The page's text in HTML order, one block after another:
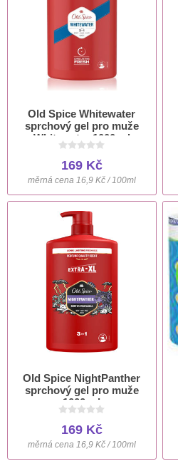
Old Spice Whitewater
sprchový gel pro muže
Whitewater 1000 ml
169 Kč
měrná cena 16,9 Kč / 100ml
Old Spice NightPanther
sprchový gel pro muže
1000 ml
169 Kč
měrná cena 16,9 Kč / 100ml